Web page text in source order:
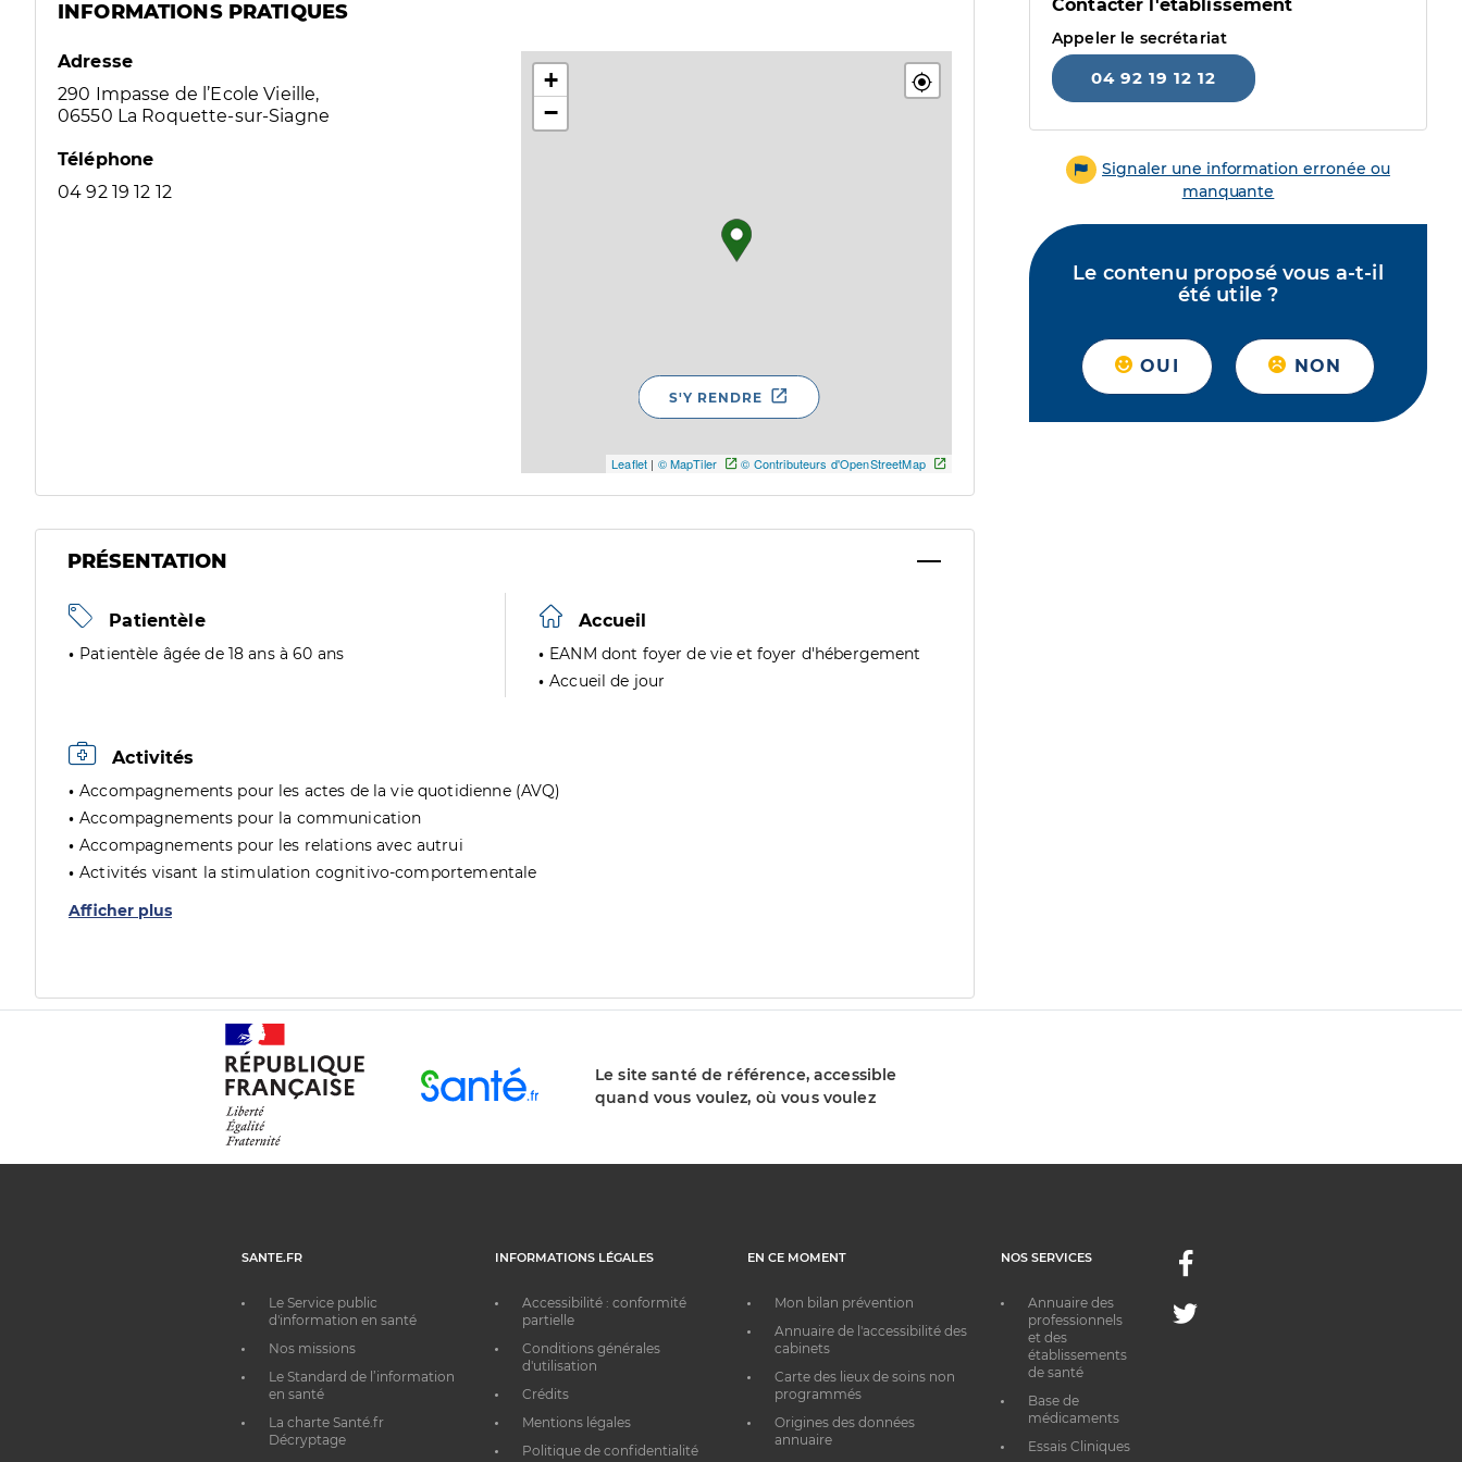
INFORMATIONS PRATIQUES
Adresse
290 Impasse de l’Ecole Vieille,
06550 La Roquette-sur-Siagne
Téléphone
04 92 19 12 12
+
−
Leaflet | © MapTiler © Contributeurs d'OpenStreetMap
S'Y RENDRE
PRÉSENTATION
Patientèle
Patientèle âgée de 18 ans à 60 ans
Accueil
EANM dont foyer de vie et foyer d'hébergement
Accueil de jour
Activités
Accompagnements pour les actes de la vie quotidienne (AVQ)
Accompagnements pour la communication
Accompagnements pour les relations avec autrui
Activités visant la stimulation cognitivo-comportementale
Afficher plus
Contacter l'établissement
Appeler le secrétariat
04 92 19 12 12
Signaler une information erronée ou
manquante
Le contenu proposé vous a-t-il
été utile ?
OUI NON
Le site santé de référence, accessible
quand vous voulez, où vous voulez
SANTE.FR
Le Service public
d'information en santé
Nos missions
Le Standard de l’information
en santé
La charte Santé.fr
Décryptage
INFORMATIONS LÉGALES
Accessibilité : conformité
partielle
Conditions générales
d'utilisation
Crédits
Mentions légales
Politique de confidentialité
EN CE MOMENT
Mon bilan prévention
Annuaire de l'accessibilité des
cabinets
Carte des lieux de soins non
programmés
Origines des données
annuaire
NOS SERVICES
Annuaire des
professionnels
et des
établissements
de santé
Base de
médicaments
Essais Cliniques
Facebook
Twitter